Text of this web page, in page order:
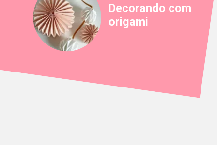
Decorando com
origami